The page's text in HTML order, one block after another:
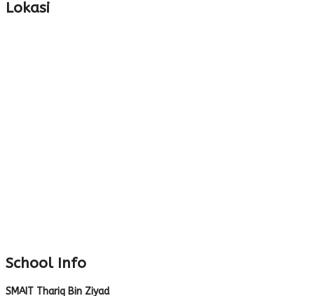
Lokasi
School Info
SMAIT Thariq Bin Ziyad